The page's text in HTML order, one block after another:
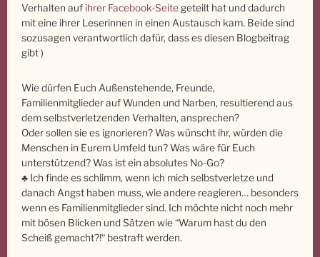
Verhalten auf ihrer Facebook-Seitegeteilt hat und dadurch
mit eine ihrer Leserinnen in einen Austausch kam. Beide sind
sozusagen verantwortlich dafür, dass es diesen Blogbeitrag
gibt)
Wie dürfen Euch Außenstehende, Freunde,
Familienmitglieder auf Wunden und Narben, resultierend aus
dem selbstverletzenden Verhalten, ansprechen?
Oder sollen sie es ignorieren? Was wünscht ihr, würden die
Menschen in Eurem Umfeld tun? Was wäre für Euch
unterstützend? Was ist ein absolutes No-Go?
♣ Ich finde es schlimm, wenn ich mich selbstverletze und
danach Angst haben muss, wie andere reagieren… besonders
wenn es Familienmitglieder sind. Ich möchte nicht noch mehr
mit bösen Blicken und Sätzen wie “Warum hast du den
Scheiß gemacht?!“ bestraft werden.